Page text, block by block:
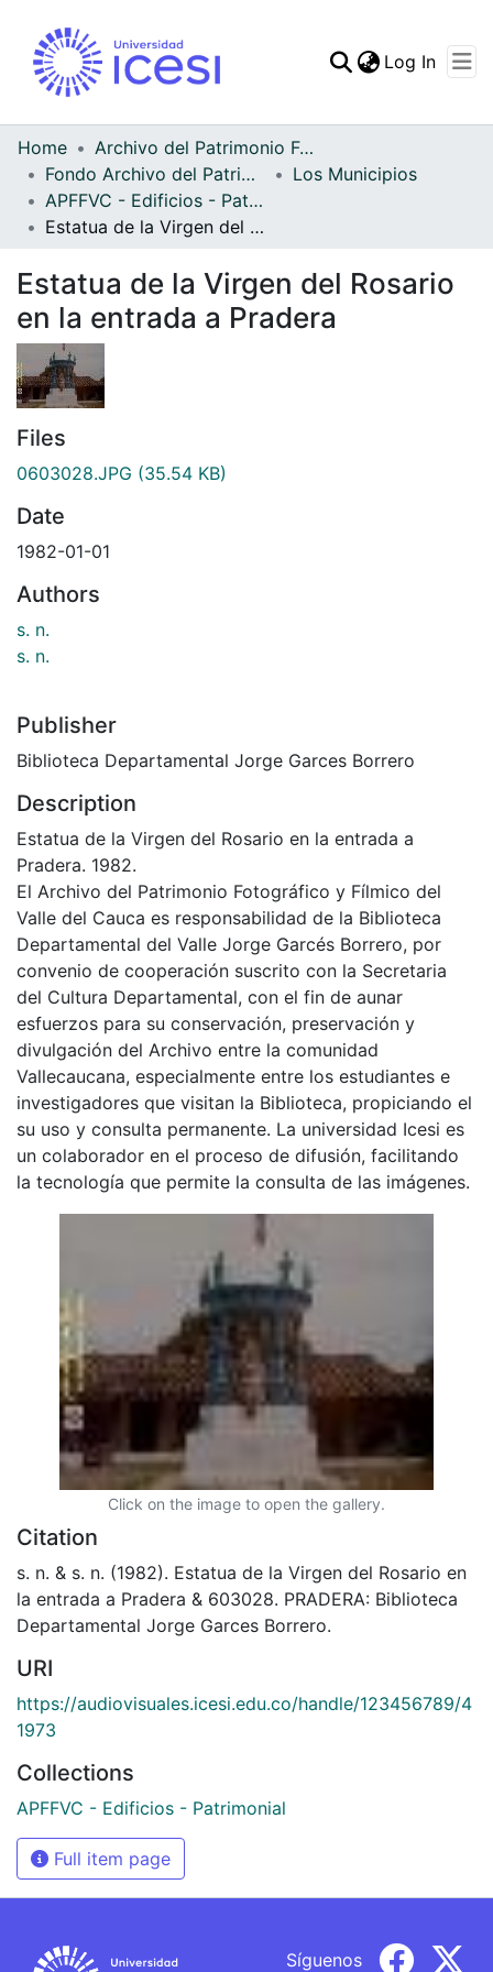
Statistics
Log In
Home
Archivo del Patrimonio Fotográfico y Fílmico del Valle del Cauca
Fondo Archivo del Patrimonio Fotográfico y Fílmico del Valle del Cauca
Los Municipios
APFFVC - Edificios - Patrimonial
Estatua de la Virgen del Rosario en la entrada a Pradera
Estatua de la Virgen del Rosario
en la entrada a Pradera
Files
0603028.JPG (35.54 KB)
Date
1982-01-01
Authors
s. n.
s. n.
Publisher
Biblioteca Departamental Jorge Garces Borrero
Description
Estatua de la Virgen del Rosario en la entrada a
Pradera. 1982.
El Archivo del Patrimonio Fotográfico y Fílmico del
Valle del Cauca es responsabilidad de la Biblioteca
Departamental del Valle Jorge Garcés Borrero, por
convenio de cooperación suscrito con la Secretaria
del Cultura Departamental, con el fin de aunar
esfuerzos para su conservación, preservación y
divulgación del Archivo entre la comunidad
Vallecaucana, especialmente entre los estudiantes e
investigadores que visitan la Biblioteca, propiciando el
su uso y consulta permanente. La universidad Icesi es
un colaborador en el proceso de difusión, facilitando
la tecnología que permite la consulta de las imágenes.
Click on the image to open the gallery.
Citation
s. n. & s. n. (1982). Estatua de la Virgen del Rosario en
la entrada a Pradera & 603028. PRADERA: Biblioteca
Departamental Jorge Garces Borrero.
URI
https://audiovisuales.icesi.edu.co/handle/123456789/4
1973
Collections
APFFVC - Edificios - Patrimonial
Full item page
Síguenos